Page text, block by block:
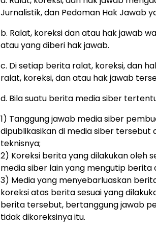
Jurnalistik, dan Pedoman Hak Jawab
b. Ralat, koreksi dan atau hak jawab
atau yang diberi hak jawab.
c. Di setiap berita ralat, koreksi, dan
ralat, koreksi, dan atau hak jawab
d. Bila suatu berita media siber
1) Tanggung jawab media siber
dipublikasikan di media siber
teknisnya;
2) Koreksi berita yang dilakukan oleh
media siber lain yang mengutip berita
3) Media yang menyebarluaskan
koreksi atas berita sesuai yang
berita tersebut, bertanggung jawab
tidak dikoreksinya itu.